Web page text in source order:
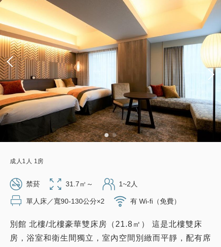
成人 1 人 1 房
禁菸 31.7㎡～ 1~2人
單人床／寬90-130公分×2 有 Wi-fi（免費）
別館 北樓/北樓豪華雙床房（21.8㎡） 這是北樓雙床
房，浴室和衛生間獨立，室內空間別緻而平靜，配有席